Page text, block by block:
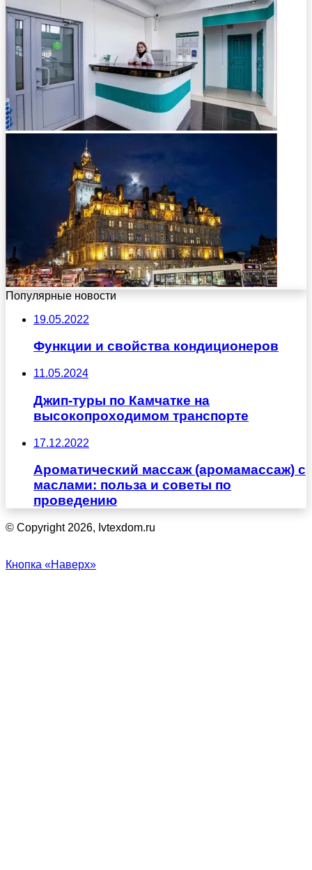
Популярные новости
19.05.2022
Функции и свойства кондиционеров
11.05.2024
Джип-туры по Камчатке на
высокопроходимом транспорте
17.12.2022
Ароматический массаж (аромамассаж) с
маслами: польза и советы по
проведению
© Copyright 2026, Ivtexdom.ru
Кнопка «Наверх»